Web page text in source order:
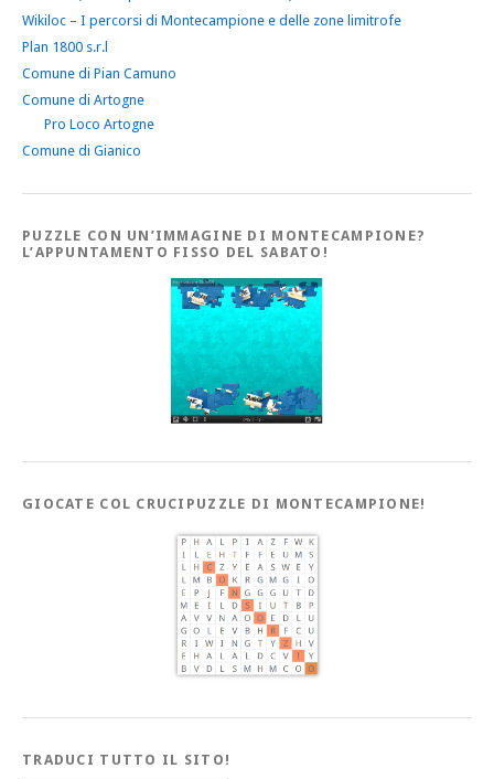
Wikiloc – I percorsi di Montecampione e delle zone limitrofe
Plan 1800 s.r.l
Comune di Pian Camuno
Comune di Artogne
Pro Loco Artogne
Comune di Gianico
PUZZLE CON UN’IMMAGINE DI MONTECAMPIONE?
L’APPUNTAMENTO FISSO DEL SABATO!
GIOCATE COL CRUCIPUZZLE DI MONTECAMPIONE!
TRADUCI TUTTO IL SITO!